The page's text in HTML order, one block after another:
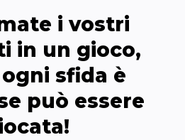
i vostri
in un gioco,
sfida è
può essere